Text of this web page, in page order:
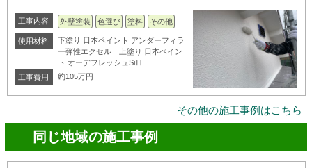
工事内容 外壁塗装 色選び 塗料 その他
使用材料
下塗り 日本ペイント アンダーフィラ
ー弾性エクセル 上塗り 日本ペイン
ト オーデフレッシュSiⅢ
工事費用
約105万円
その他の施工事例はこちら
同じ地域の施工事例